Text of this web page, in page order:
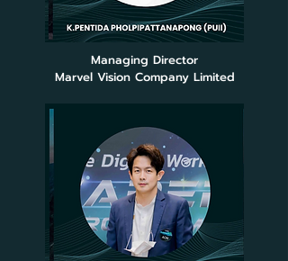
Managing Director
Marvel Vision Company Limited